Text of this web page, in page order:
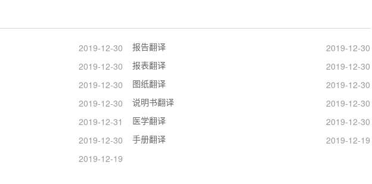
2019-12-30 报告翻译
2019-12-30
2019-12-30 报表翻译
2019-12-30
2019-12-30 图纸翻译
2019-12-30
2019-12-30 说明书翻译
2019-12-30
2019-12-31 医学翻译
2019-12-30
2019-12-30 手册翻译
2019-12-19
2019-12-19